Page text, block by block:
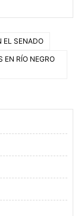
EL SENADO
EN RÍO NEGRO